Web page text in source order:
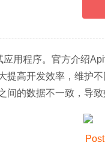
应用程序。官方介绍
提高开发效率，维护
间的数据不一致，导